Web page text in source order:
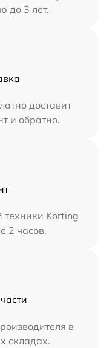
до 3 лет.
доставит
и обратно.
техники Korting
2 часов.
в
складах.